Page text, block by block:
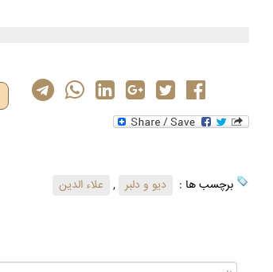
برچسب ها : دیو و دلبر , علاء الدین